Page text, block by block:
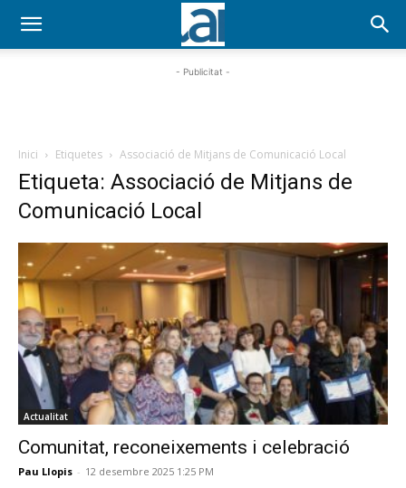
- Publicitat -
Inici Etiquetes Associació de Mitjans de Comunicació Local
Etiqueta: Associació de Mitjans de
Comunicació Local
Actualitat
Comunitat, reconeixements i celebració
Pau Llopis - 12 desembre 2025 1:25 PM